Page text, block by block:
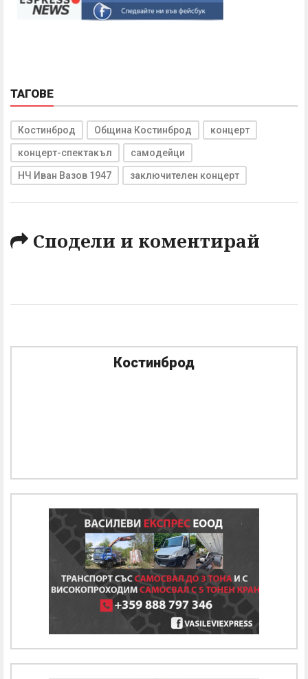
ТАГОВЕ
Костинброд Община Костинброд концерт
концерт-спектакъл самодейци
НЧ Иван Вазов 1947 заключителен концерт
Сподели и коментирай
Костинброд